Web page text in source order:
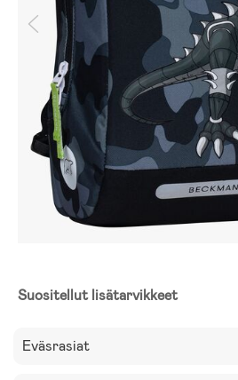
Suositellut lisätarvikkeet
Eväsrasiat